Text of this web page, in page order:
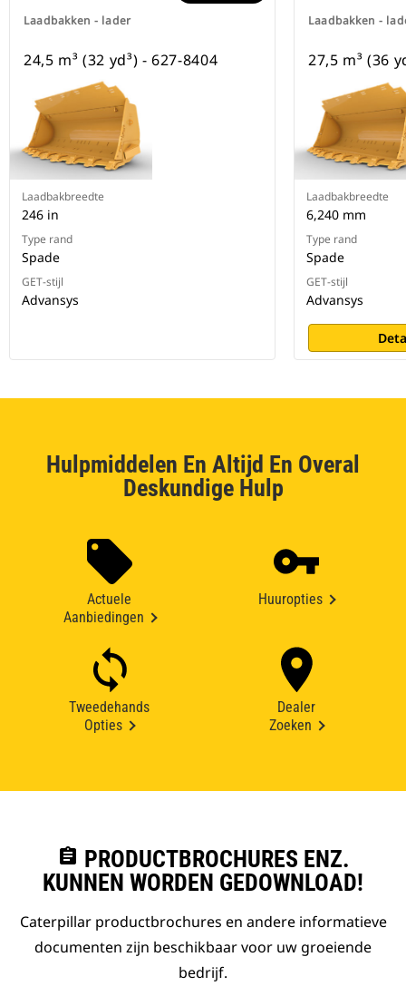
Laadbakken - lader
24,5 m³ (32 yd³) - 627-8404
Laadbakbreedte
246 in
Type rand
Spade
GET-stijl
Advansys
Laadbakken -
27,5 m³ (36
Laadbakbreedte
6,240 mm
Type rand
Spade
GET-stijl
Advansys
Hulpmiddelen En Altijd En Overal
Deskundige Hulp
Actuele
Aanbiedingen
Huuropties
Tweedehands
Opties
Dealer
Zoeken
assignment PRODUCTBROCHURES ENZ.
KUNNEN WORDEN GEDOWNLOAD!
Caterpillar productbrochures en andere informatieve
documenten zijn beschikbaar voor uw groeiende
bedrijf.